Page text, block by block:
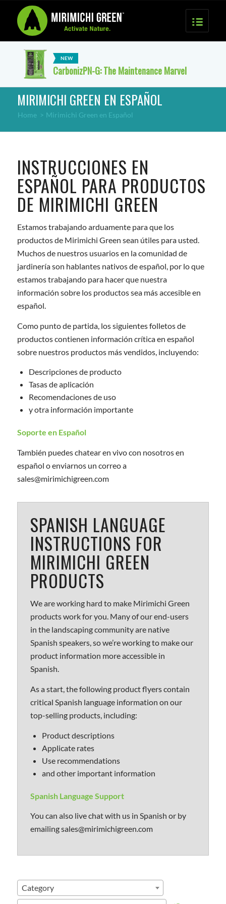
CarbonizPN-G: The Maintenance Marvel
MIRIMICHI GREEN EN ESPAÑOL
Home > Mirimichi Green en Español
INSTRUCCIONES EN
ESPAÑOL PARA PRODUCTOS
DE MIRIMICHI GREEN
Estamos trabajando arduamente para que los
productos de Mirimichi Green sean útiles para usted.
Muchos de nuestros usuarios en la comunidad de
jardinería son hablantes nativos de español, por lo que
estamos trabajando para hacer que nuestra
información sobre los productos sea más accesible en
español.
Como punto de partida, los siguientes folletos de
productos contienen información crítica en español
sobre nuestros productos más vendidos, incluyendo:
Descripciones de producto
Tasas de aplicación
Recomendaciones de uso
y otra información importante
Soporte en Español
También puedes chatear en vivo con nosotros en
español o enviarnos un correo a
sales@mirimichigreen.com
SPANISH LANGUAGE
INSTRUCTIONS FOR
MIRIMICHI GREEN
PRODUCTS
We are working hard to make Mirimichi Green
products work for you. Many of our end-users
in the landscaping community are native
Spanish speakers, so we’re working to make our
product information more accessible in
Spanish.
As a start, the following product flyers contain
critical Spanish language information on our
top-selling products, including:
Product descriptions
Applicate rates
Use recommendations
and other important information
Spanish Language Support
You can also live chat with us in Spanish or by
emailing sales@mirimichigreen.com
Category